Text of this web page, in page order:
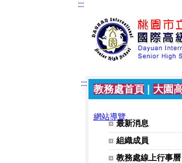
教務處 | 公開觀議課專區
:::
:::
教務處首頁| 大園
網站導覽
網站選單最新消息
組織成員
教務處線上行事曆